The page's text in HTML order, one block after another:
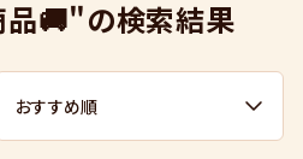
#たっぷり満腹😋
#ギフトにおすす
🚚"の検索結果